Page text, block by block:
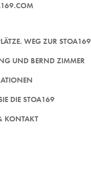
WEG ZUR STOA169
UND BERND ZIMMER
DIE STOA169
KONTAKT